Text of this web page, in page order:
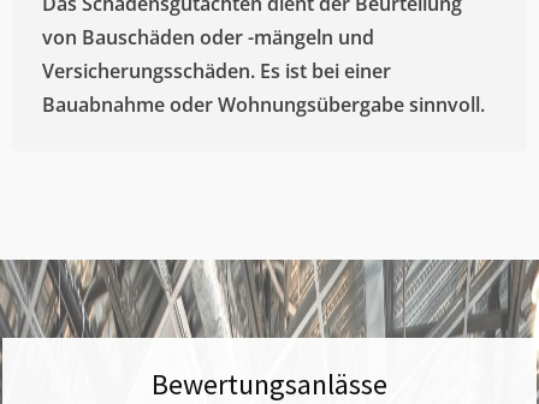
von Bauschäden oder -mängeln und
Versicherungsschäden. Es ist bei einer
Bauabnahme oder Wohnungsübergabe sinnvoll.
Bewertungsanlässe